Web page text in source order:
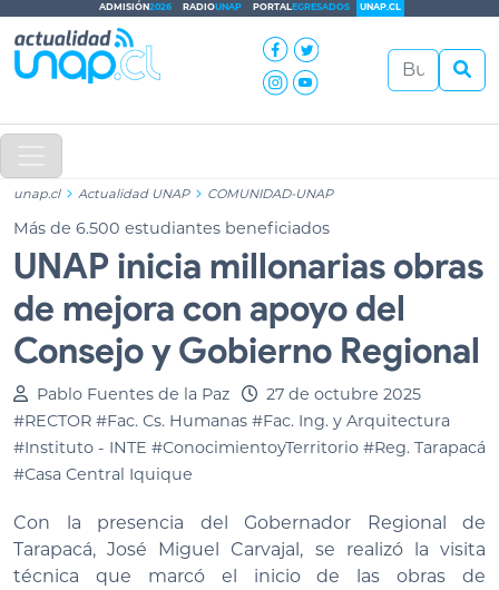
ADMISIÓN2026 RADIOUNAP PORTALEGRESADOS UNAP.CL
unap.cl Actualidad UNAP COMUNIDAD-UNAP
Más de 6.500 estudiantes beneficiados
UNAP inicia millonarias obras
de mejora con apoyo del
Consejo y Gobierno Regional
Pablo Fuentes de la Paz
27 de octubre 2025
#RECTOR #Fac. Cs. Humanas #Fac. Ing. y Arquitectura
#Instituto - INTE #ConocimientoyTerritorio #Reg. Tarapacá
#Casa Central Iquique
Con la presencia del Gobernador Regional de
Tarapacá, José Miguel Carvajal, se realizó la visita
técnica que marcó el inicio de las obras de